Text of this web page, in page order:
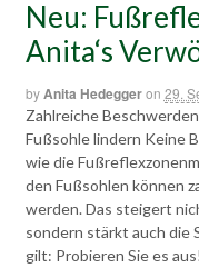
Neu:
Anita‘s
byAnita Hedeggeron 29.
Zahlreiche
Fußsohle lindern Keine
wie die
den Fußsohlen können
werden. Das steigert
sondern stärkt auch die
gilt: Probieren Sie es